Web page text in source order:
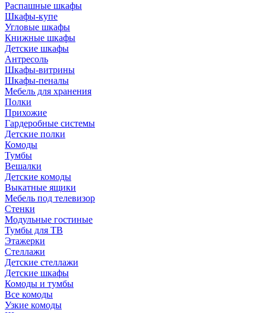
Распашные шкафы
Шкафы-купе
Угловые шкафы
Книжные шкафы
Детские шкафы
Антресоль
Шкафы-витрины
Шкафы-пеналы
Мебель для хранения
Полки
Прихожие
Гардеробные системы
Детские полки
Комоды
Тумбы
Вешалки
Детские комоды
Выкатные ящики
Мебель под телевизор
Стенки
Модульные гостиные
Тумбы для ТВ
Этажерки
Стеллажи
Детские стеллажи
Детские шкафы
Комоды и тумбы
Все комоды
Узкие комоды